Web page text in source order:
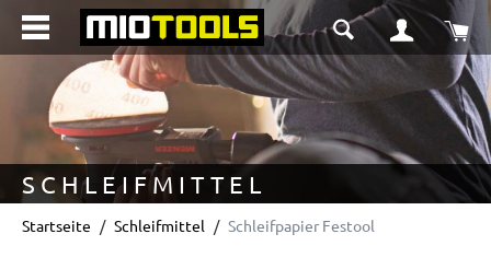
springen
SCHLEIFMITTEL
Startseite Schleifmittel Schleifpapier Festool